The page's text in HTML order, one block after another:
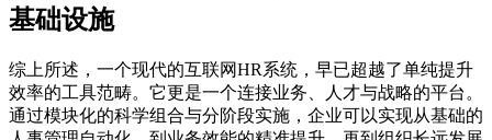
基础设施
综上所述，一个现代的互联网HR系统，早已超越了单纯提升
效率的工具范畴。它更是一个连接业务、人才与战略的平台。
通过模块化的科学组合与分阶段实施，企业可以实现从基础的